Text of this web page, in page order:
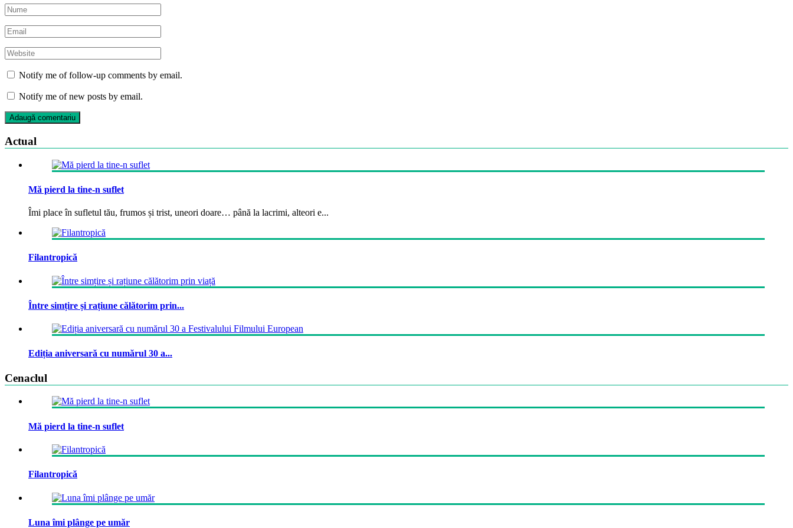
Notify me of follow-up comments by email.
Notify me of new posts by email.
Actual
Mă pierd la tine-n suflet
Îmi place în sufletul tău, frumos și trist, uneori doare… până la lacrimi, alteori e...
Filantropică
Între simțire și rațiune călătorim prin...
Ediția aniversară cu numărul 30 a...
Cenaclul
Mă pierd la tine-n suflet
Filantropică
Luna îmi plânge pe umăr